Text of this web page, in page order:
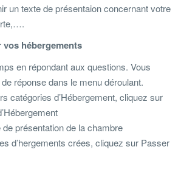
un texte de présentaion concernant votre
vos hébergements
en répondant aux questions. Vous
réponse dans le menu déroulant.
catégories d’Hébergement, cliquez sur
présentation de la chambre
d’hergements crées, cliquez sur Passer